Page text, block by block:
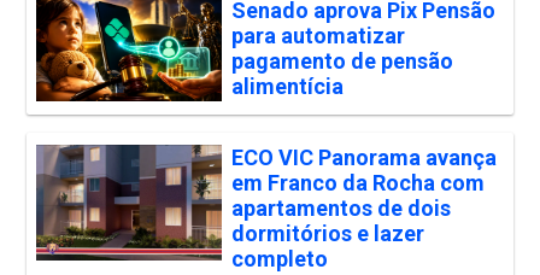
Senado aprova Pix Pensão
para automatizar
pagamento de pensão
alimentícia
ECO VIC Panorama avança
em Franco da Rocha com
apartamentos de dois
dormitórios e lazer
completo